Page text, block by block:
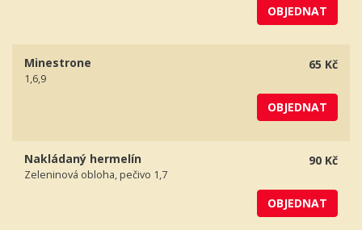
OBJEDNAT
65 Kč
Minestrone
1,6,9
OBJEDNAT
90 Kč
Nakládaný hermelín
Zeleninová obloha, pečivo 1,7
OBJEDNAT